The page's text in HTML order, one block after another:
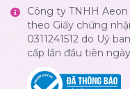
Công ty TNHH
theo Giấy chứng
0311241512 do Uỷ
cấp lần đầu tiên